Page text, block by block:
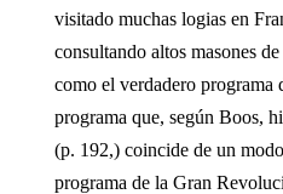
visitado muchas logias en
consultando altos masones
como el verdadero programa
programa que, según Boos,
(p. 192,) coincide de un
programa de la Gran